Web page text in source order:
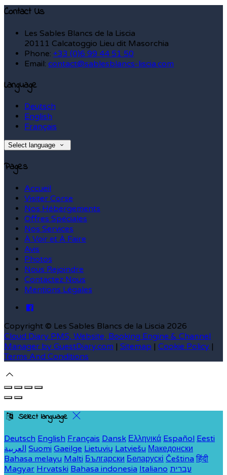
Contact Us
Les Sables Blancs de la Liscia
20111 Calcatoggio Lieu dit Masorchia
Phone: +33 (0)6 99 44 51 50
Email: contact@sablesblancs-liscia.com
Language
Deutsch
English
Français
Select language
Pages
Accueil
Visiter Corse
Nos Hébergements
Offres Spéciales
Nos Services
À Voir et À Faire
Avis
Photos
Nous Rejoindre
Contactez Nous
Mentions Légales
Copyright © Les Sables Blancs de la Liscia 2026
Cloud Diary PMS, Website, Booking Engine & Channel
Manager by GuestDiary.com | Sitemap | Cookie Policy |
Terms And Conditions
Select language
Deutsch English Français Dansk Ελληνικά Español Eesti
العربية Suomi Gaeilge Lietuvių Latviešu Македонски
Bahasa melayu Malti Български Беларускі Čeština हिंदी
Magyar Hrvatski Bahasa indonesia Italiano עברית